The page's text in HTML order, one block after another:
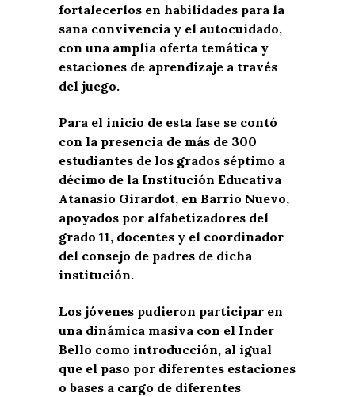
fortalecerlos en habilidades para la
sana convivencia y el autocuidado,
con una amplia oferta temática y
estaciones de aprendizaje a través
del juego.
Para el inicio de esta fase se contó
con la presencia de más de 300
estudiantes de los grados séptimo a
décimo de la Institución Educativa
Atanasio Girardot, en Barrio Nuevo,
apoyados por alfabetizadores del
grado 11, docentes y el coordinador
del consejo de padres de dicha
institución.
Los jóvenes pudieron participar en
una dinámica masiva con el Inder
Bello como introducción, al igual
que el paso por diferentes estaciones
o bases a cargo de diferentes